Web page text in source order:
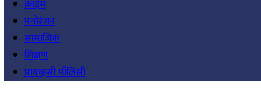
क्राईम
मनोरंजन
सामाजिक
शिक्षण
प्रायव्हसी पॉलिसी